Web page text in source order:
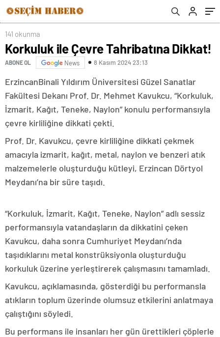
141 okunma
Korkuluk ile Çevre Tahribatına Dikkat!
ABONE OL News 8 Kasım 2024 23:13
ErzincanBinali Yıldırım Üniversitesi Güzel Sanatlar
Fakültesi Dekanı Prof. Dr. Mehmet Kavukcu, “Korkuluk,
İzmarit, Kağıt, Teneke, Naylon” konulu performansıyla
çevre kirliliğine dikkati çekti.
Prof. Dr. Kavukcu, çevre kirliliğine dikkati çekmek
amacıyla izmarit, kağıt, metal, naylon ve benzeri atık
malzemelerle oluşturduğu kütleyi, Erzincan Dörtyol
Meydanı’na bir süre taşıdı.
“Korkuluk, İzmarit, Kağıt, Teneke, Naylon” adlı sessiz
performansıyla vatandaşların da dikkatini çeken
Kavukcu, daha sonra Cumhuriyet Meydanı’nda
taşıdıklarını metal konstrüksiyonla oluşturduğu
korkuluk üzerine yerleştirerek çalışmasını tamamladı.
Kavukcu, açıklamasında, gösterdiği bu performansla
atıkların toplum üzerinde olumsuz etkilerini anlatmaya
çalıştığını söyledi.
Bu performans ile insanları her gün ürettikleri çöplerle